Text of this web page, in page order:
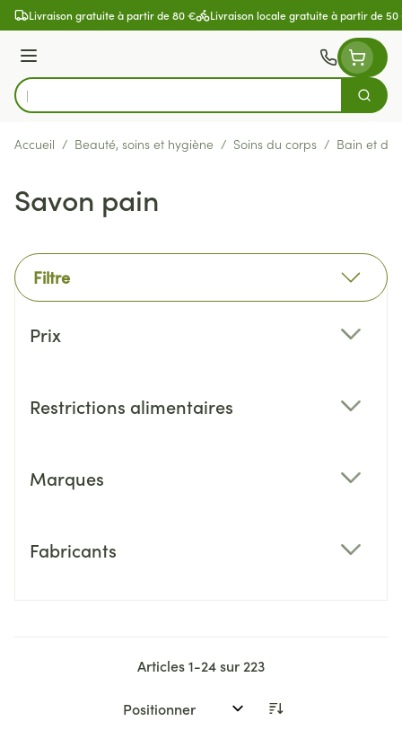
Aller au contenu
Livraison gratuite à partir de 80 € Livraison locale gratuite à partir de
Menu
Rechercher
Accueil / Beauté, soins et hygiène / Soins du corps / Bain et
Savon pain
Filtre
Prix
Restrictions alimentaires
Marques
Fabricants
Articles1-24sur 223
Trier par: